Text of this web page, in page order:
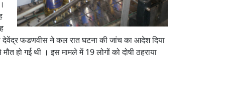
देवेंद्र फडणवीस ने कल रात घटना की जांच का आदेश दिया
हो गई थी । इस मामले में 19 लोगों को दोषी ठहराया